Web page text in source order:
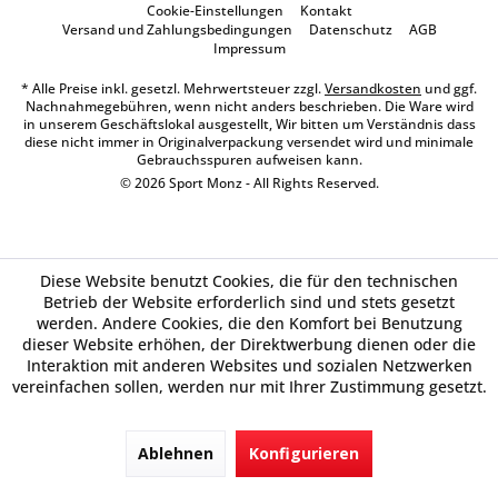
Cookie-Einstellungen
Kontakt
Versand und Zahlungsbedingungen
Datenschutz
AGB
Impressum
* Alle Preise inkl. gesetzl. Mehrwertsteuer zzgl.Versandkosten und ggf.
Nachnahmegebühren, wenn nicht anders beschrieben. Die Ware wird
in unserem Geschäftslokal ausgestellt, Wir bitten um Verständnis dass
diese nicht immer in Originalverpackung versendet wird und minimale
Gebrauchsspuren aufweisen kann.
© 2026 Sport Monz - All Rights Reserved.
Diese Website benutzt Cookies, die für den technischen
Betrieb der Website erforderlich sind und stets gesetzt
werden. Andere Cookies, die den Komfort bei Benutzung
dieser Website erhöhen, der Direktwerbung dienen oder die
Interaktion mit anderen Websites und sozialen Netzwerken
vereinfachen sollen, werden nur mit Ihrer Zustimmung gesetzt.
Ablehnen Konfigurieren